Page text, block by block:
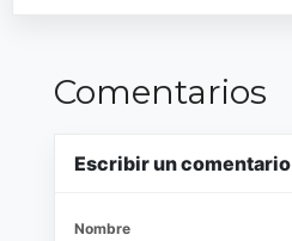
Comentarios
Escribir un comentario
Nombre